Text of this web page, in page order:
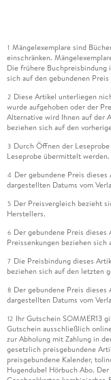
1 Mängelexemplare sind
einschränken.
Die frühere Buchpreisbindung
sich auf den gebundenen
2 Diese Artikel unterliegen
wurde aufgehoben oder der
Alternative wird Ihnen auf der
beziehen sich auf den
3 Durch Öffnen der
Leseprobe übermittelt werden.
4 Der gebundene Preis
dargestellten Datums vom
5 Der Preisvergleich bezieht
Herstellers.
6 Der gebundene Preis dieses
Preissenkungen beziehen sich
7 Die Preisbindung dieses
beziehen sich auf den letzten
8 Der gebundene Preis
dargestellten Datums vom
12 Ihr Gutschein SOMMER13
Gutschein ausschließlich
zur Abholung mit Zahlung in
gesetzlich preisgebundene
preisgebundene Kalender,
Hugendubel Hörbuch Abo.